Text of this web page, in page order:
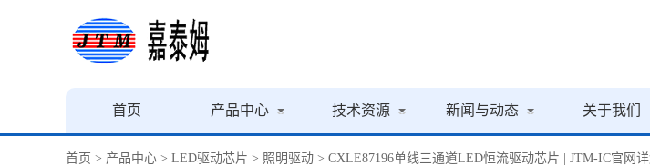
首页 产品中心 技术资源 新闻与动态 关于我们
首页 > 产品中心 > LED驱动芯片 > 照明驱动 > CXLE87196单线三通道LED恒流驱动芯片 | JTM-IC官网